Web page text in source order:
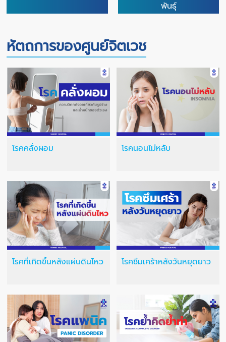
พันธุ์
หัตถการของศูนย์จิตเวช
โรคคลั่งผอม โรคนอนไม่หลับ
โรคที่เกิดขึ้นหลังแผ่นดินไหว โรคซึมเศร้าหลังวันหยุดยาว